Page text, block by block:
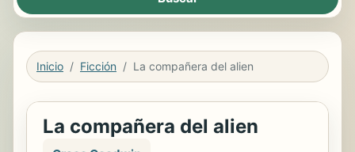
Inicio Ficción La compañera del alien
La compañera del alien